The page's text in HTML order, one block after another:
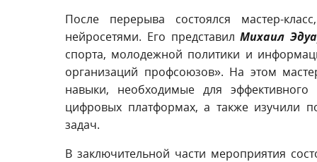
После перерыва состоялся мастер-
нейросетями. Его представилМихаил
спорта, молодежной политики и
организаций профсоюзов». На этом
навыки, необходимые для
цифровых платформах, а также изучили
задач.
В заключительной части мероприятия